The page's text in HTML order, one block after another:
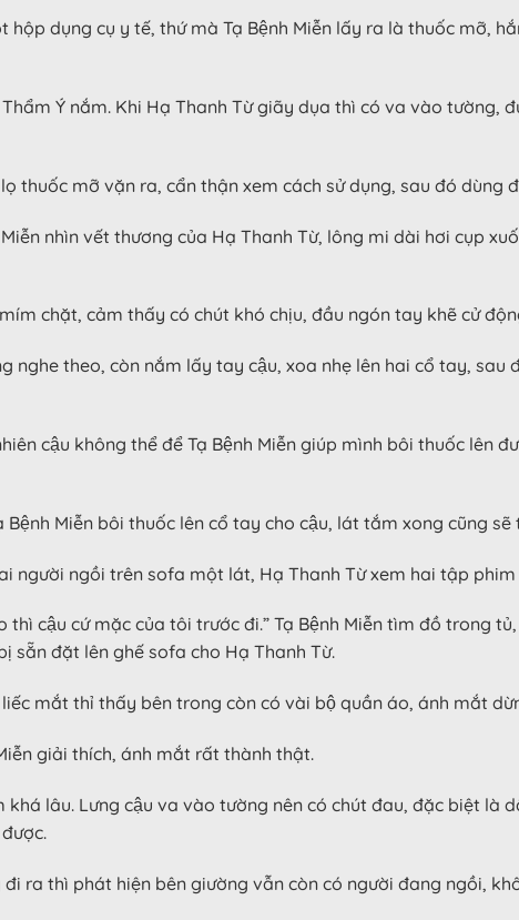
dụng cụ y tế, thứ mà Tạ Bệnh Miễn lấy ra là thuốc mỡ,
Ý nắm. Khi Hạ Thanh Từ giãy dụa thì có va vào tường,
thuốc mỡ vặn ra, cẩn thận xem cách sử dụng, sau đó
nhìn vết thương của Hạ Thanh Từ, lông mi dài hơi cụp
chặt, cảm thấy có chút khó chịu, đầu ngón tay khẽ cử
nghe theo, còn nắm lấy tay cậu, xoa nhẹ lên hai cổ tay, sau
cậu không thể để Tạ Bệnh Miễn giúp mình bôi thuốc lên
Miễn bôi thuốc lên cổ tay cho cậu, lát tắm xong cũng sẽ
người ngồi trên sofa một lát, Hạ Thanh Từ xem hai tập
thì cậu cứ mặc của tôi trước đi.” Tạ Bệnh Miễn tìm đồ trong
sẵn đặt lên ghế sofa cho Hạ Thanh Từ.
mắt thỉ thấy bên trong còn có vài bộ quần áo, ánh mắt
giải thích, ánh mắt rất thành thật.
lâu. Lưng cậu va vào tường nên có chút đau, đặc biệt là
ra thì phát hiện bên giường vẫn còn có người đang ngồi,